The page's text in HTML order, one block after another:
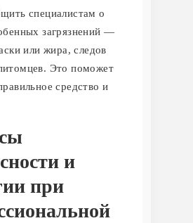
специалистам о
загрязнений —
или жира, следов
Это поможет
средство и
и
при